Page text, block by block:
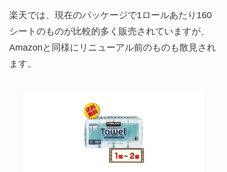
楽天では、現在のパッケージで1ロールあたり160
シートのものが比較的多く販売されていますが、
Amazonと同様にリニューアル前のものも散見され
ます。